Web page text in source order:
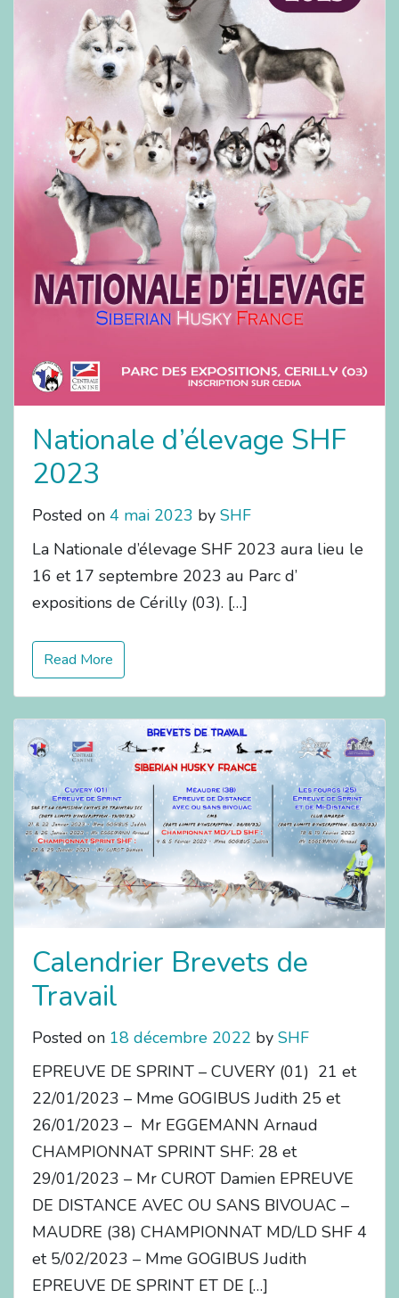
Nationale d’élevage SHF
2023
Posted on 4 mai 2023 by SHF
La Nationale d’élevage SHF 2023 aura lieu le
16 et 17 septembre 2023 au Parc d’
expositions de Cérilly (03). […]
Read More
Calendrier Brevets de
Travail
Posted on 18 décembre 2022 by SHF
EPREUVE DE SPRINT – CUVERY (01) 21 et
22/01/2023 – Mme GOGIBUS Judith 25 et
26/01/2023 – Mr EGGEMANN Arnaud
CHAMPIONNAT SPRINT SHF: 28 et
29/01/2023 – Mr CUROT Damien EPREUVE
DE DISTANCE AVEC OU SANS BIVOUAC –
MAUDRE (38) CHAMPIONNAT MD/LD SHF 4
et 5/02/2023 – Mme GOGIBUS Judith
EPREUVE DE SPRINT ET DE […]